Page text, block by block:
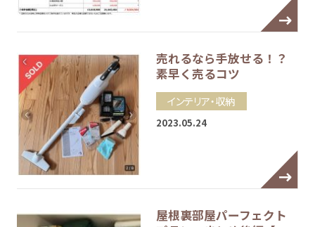
売れるなら手放せる！？
素早く売るコツ
インテリア・収納
2023.05.24
屋根裏部屋パーフェクト